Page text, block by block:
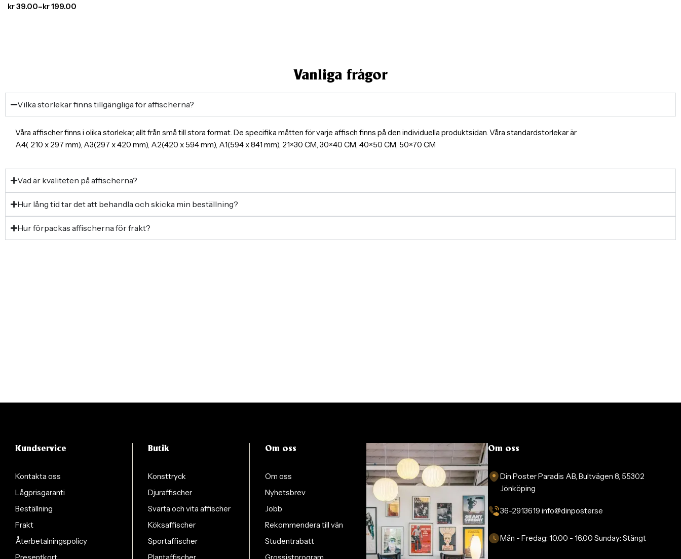
kr39.00–kr199.00
Vanliga frågor
Vilka storlekar finns tillgängliga för affischerna?
Våra affischer finns i olika storlekar, allt från små till stora format. De specifika måtten för varje affisch finns på den individuella produktsidan. Våra standardstorlekar är
A4( 210 x 297 mm), A3(297 x 420 mm), A2(420 x 594 mm), A1(594 x 841 mm), 21×30 CM, 30×40 CM, 40×50 CM, 50×70 CM
Vad är kvaliteten på affischerna?
Hur lång tid tar det att behandla och skicka min beställning?
Hur förpackas affischerna för frakt?
Kundservice
Kontakta oss
Lågprisgaranti
Beställning
Frakt
Återbetalningspolicy
Butik
Konsttryck
Djuraffischer
Svarta och vita affischer
Köksaffischer
Sportaffischer
Om oss
Om oss
Nyhetsbrev
Jobb
Rekommendera till vän
Studentrabatt
Om oss
Din Poster Paradis AB, Bultvägen 8, 55302
Jönköping
36-2913619 info@dinposter.se​
Mån - Fredag:10.00 - 16.00Sunday:Stängt